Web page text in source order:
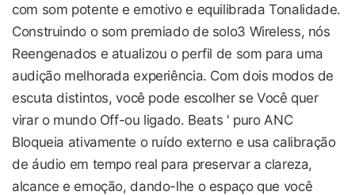
com som potente e emotivo e equilibrada Tonalidade.
Construindo o som premiado de solo3 Wireless, nós
Reengenados e atualizou o perfil de som para uma
audição melhorada experiência. Com dois modos de
escuta distintos, você pode escolher se Você quer
virar o mundo Off-ou ligado. Beats ' puro ANC
Bloqueia ativamente o ruído externo e usa calibração
de áudio em tempo real para preservar a clareza,
alcance e emoção, dando-lhe o espaço que você